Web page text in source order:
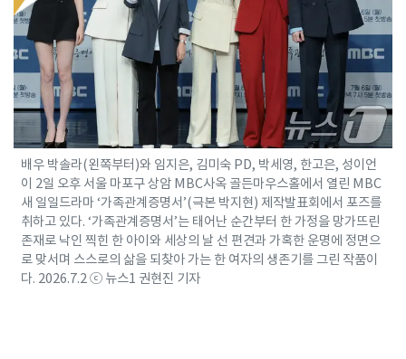
배우 박솔라(왼쪽부터)와 임지은, 김미숙 PD, 박세영, 한고은, 성이언
이 2일 오후 서울 마포구 상암 MBC사옥 골든마우스홀에서 열린 MBC
새 일일드라마 ‘가족관계증명서’(극본 박지현) 제작발표회에서 포즈를
취하고 있다. ‘가족관계증명서’는 태어난 순간부터 한 가정을 망가뜨린
존재로 낙인 찍힌 한 아이와 세상의 날 선 편견과 가혹한 운명에 정면으
로 맞서며 스스로의 삶을 되찾아 가는 한 여자의 생존기를 그린 작품이
다. 2026.7.2 ⓒ 뉴스1 권현진 기자